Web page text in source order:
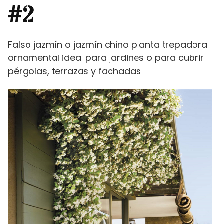
#2
Falso jazmín o jazmín chino planta trepadora
ornamental ideal para jardines o para cubrir
pérgolas, terrazas y fachadas